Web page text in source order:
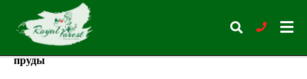
пруды